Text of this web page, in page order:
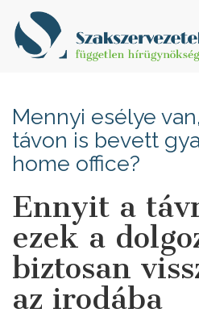
Mennyi esélye
távon is bevett
home office?
Ennyit a
ezek a
biztosan
az irodába